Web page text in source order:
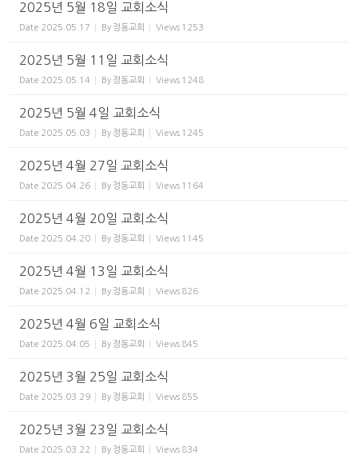
2025년 5월 18일 교회소식
Date 2025.05.17 By 정동교회 Views 1253
2025년 5월 11일 교회소식
Date 2025.05.14 By 정동교회 Views 1248
2025년 5월 4일 교회소식
Date 2025.05.03 By 정동교회 Views 1245
2025년 4월 27일 교회소식
Date 2025.04.26 By 정동교회 Views 1164
2025년 4월 20일 교회소식
Date 2025.04.20 By 정동교회 Views 1145
2025년 4월 13일 교회소식
Date 2025.04.12 By 정동교회 Views 826
2025년 4월 6일 교회소식
Date 2025.04.05 By 정동교회 Views 845
2025년 3월 25일 교회소식
Date 2025.03.29 By 정동교회 Views 855
2025년 3월 23일 교회소식
Date 2025.03.22 By 정동교회 Views 834